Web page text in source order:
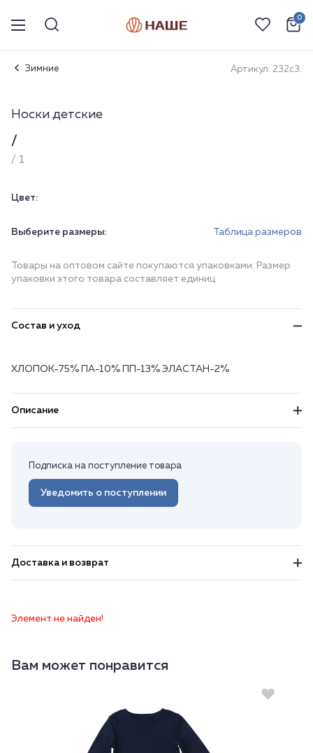
0
Зимние Артикул: 232с3.
Носки детские
/
/ 1
Цвет:
Выберите размеры: Таблица размеров
Товары на оптовом сайте покупаются упаковками. Размер
упаковки этого товара составляет единиц
Состав и уход
ХЛОПОК-75% ПА-10% ПП-13% ЭЛАСТАН-2%
Описание
Подписка на поступление товара
Уведомить о поступлении
Доставка и возврат
Элемент не найден!
Вам может понравится